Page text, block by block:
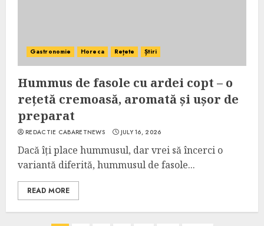
Gastronomie Horeca Rețete Știri
Hummus de fasole cu ardei copt – o
rețetă cremoasă, aromată și ușor de
preparat
REDACTIE CABARETNEWS JULY 16, 2026
Dacă îți place hummusul, dar vrei să încerci o
variantă diferită, hummusul de fasole...
READ MORE